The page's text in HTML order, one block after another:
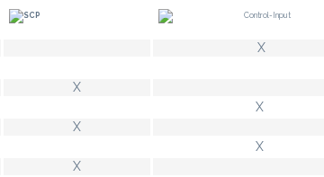
X
X
X
X
X
X